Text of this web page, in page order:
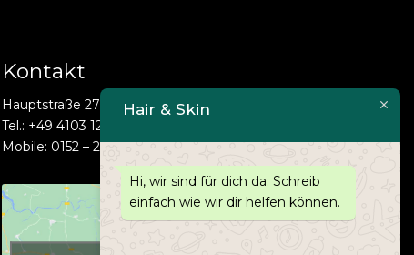
Kontakt
Hauptstraße 27, 25488 Holm, Deutschland
Tel.: +49 4103 1210090
Mobile: 0152 – 267 957 11
Hair & Skin
Hi, wir sind für dich da. Schreib
einfach wie wir dir helfen können.